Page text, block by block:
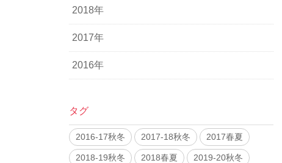
2018年
2017年
2016年
タグ
2016-17秋冬 2017-18秋冬 2017春夏
2018-19秋冬 2018春夏 2019-20秋冬